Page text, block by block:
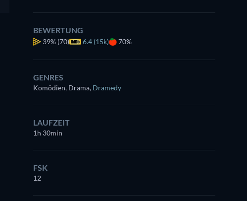
BEWERTUNG
39% (70) 6.4 (15k) 70%
GENRES
Komödien, Drama, Dramedy
LAUFZEIT
1h 30min
FSK
12